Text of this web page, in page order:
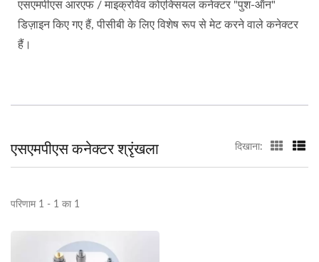
एसएमपीएस आरएफ / माइक्रोवेव कोएक्सियल कनेक्टर "पुश-ऑन"
डिज़ाइन किए गए हैं, पीसीबी के लिए विशेष रूप से मेट करने वाले कनेक्टर
हैं।
एसएमपीएस कनेक्टर श्रृंखला दिखाना:
परिणाम 1 - 1 का 1